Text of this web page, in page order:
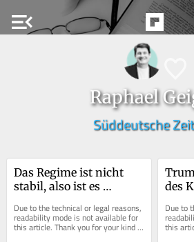
menu_open
Raphael
Süddeutsche
Das Regime ist nicht
stabil, also ist es
Due to the technical or legal reasons,
readability mode is not available for
this article. Thank you for your kind
des
Due to
this